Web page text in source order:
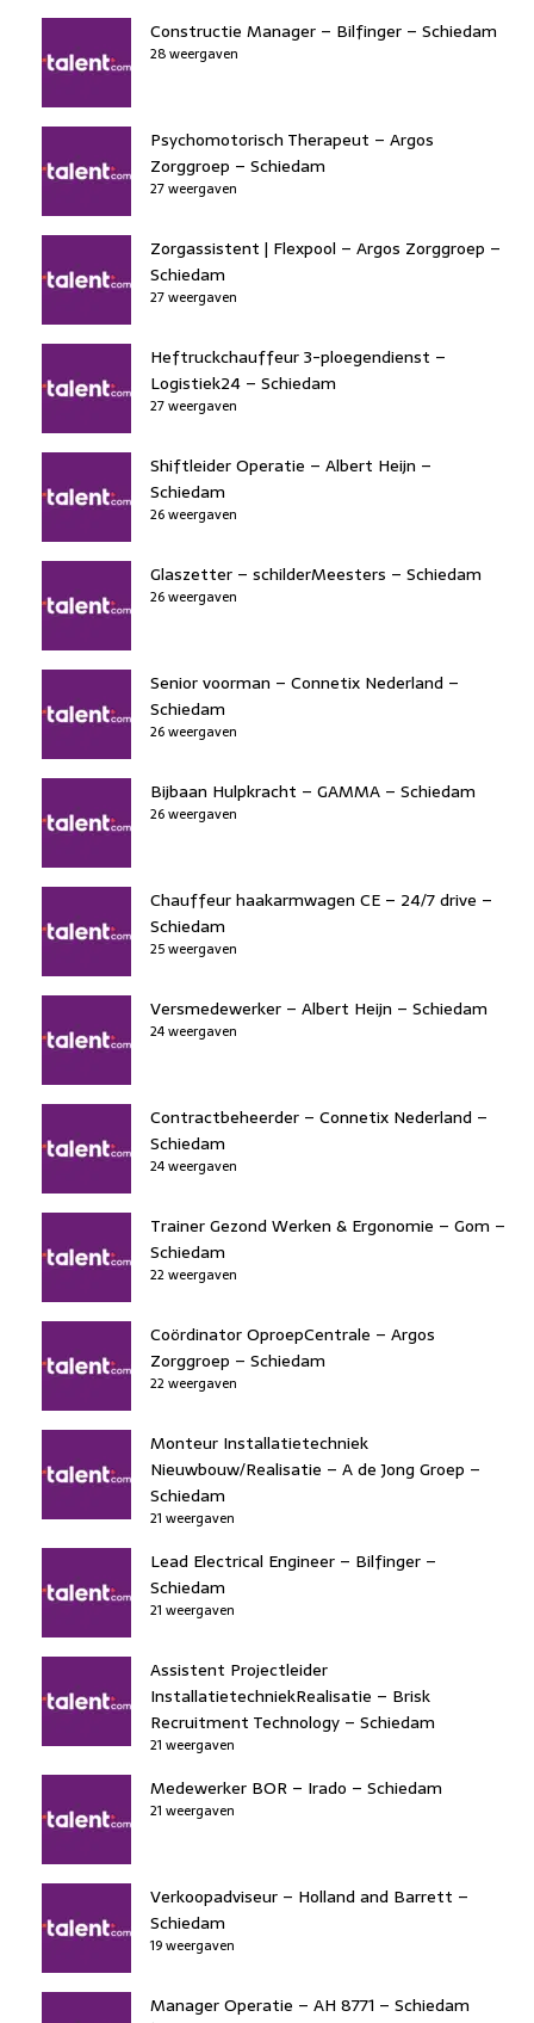
Constructie Manager – Bilfinger – Schiedam
28 weergaven
Psychomotorisch Therapeut – Argos
Zorggroep – Schiedam
27 weergaven
Zorgassistent | Flexpool – Argos Zorggroep –
Schiedam
27 weergaven
Heftruckchauffeur 3-ploegendienst –
Logistiek24 – Schiedam
27 weergaven
Shiftleider Operatie – Albert Heijn –
Schiedam
26 weergaven
Glaszetter – schilderMeesters – Schiedam
26 weergaven
Senior voorman – Connetix Nederland –
Schiedam
26 weergaven
Bijbaan Hulpkracht – GAMMA – Schiedam
26 weergaven
Chauffeur haakarmwagen CE – 24/7 drive –
Schiedam
25 weergaven
Versmedewerker – Albert Heijn – Schiedam
24 weergaven
Contractbeheerder – Connetix Nederland –
Schiedam
24 weergaven
Trainer Gezond Werken & Ergonomie – Gom –
Schiedam
22 weergaven
Coördinator OproepCentrale – Argos
Zorggroep – Schiedam
22 weergaven
Monteur Installatietechniek
Nieuwbouw/Realisatie – A de Jong Groep –
Schiedam
21 weergaven
Lead Electrical Engineer – Bilfinger –
Schiedam
21 weergaven
Assistent Projectleider
InstallatietechniekRealisatie – Brisk
Recruitment Technology – Schiedam
21 weergaven
Medewerker BOR – Irado – Schiedam
21 weergaven
Verkoopadviseur – Holland and Barrett –
Schiedam
19 weergaven
Manager Operatie – AH 8771 – Schiedam